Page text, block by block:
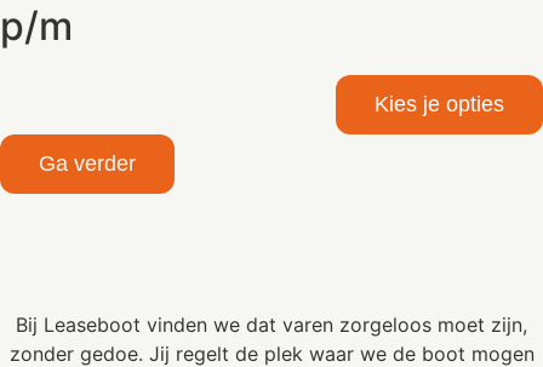
p/m
Kies je opties
Ga verder
Bij Leaseboot vinden we dat varen zorgeloos moet zijn,
zonder gedoe. Jij regelt de plek waar we de boot mogen